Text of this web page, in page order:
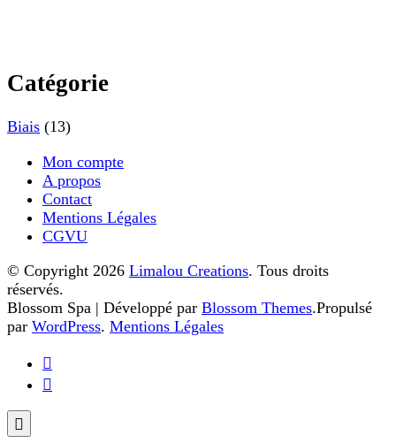
Catégorie
Biais (13)
Mon compte
A propos
Contact
Mentions Légales
CGVU
© Copyright 2026 Limalou Creations. Tous droits
réservés.
Blossom Spa | Développé par Blossom Themes.Propulsé
par WordPress. Mentions Légales